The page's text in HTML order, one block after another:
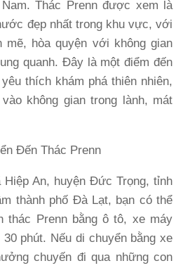
Thác Prenn được xem là
đẹp nhất trong khu vực, với
mẽ, hòa quyện với không gian
quanh. Đây là một điểm đến
thích khám phá thiên nhiên,
không gian trong lành, mát
Đến Thác Prenn
An, huyện Đức Trọng, tỉnh
thành phố Đà Lạt, bạn có thể
thác Prenn bằng ô tô, xe máy
phút. Nếu di chuyển bằng xe
chuyến đi qua những con